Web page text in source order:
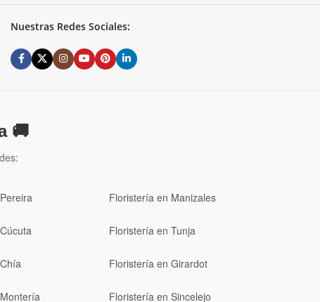
Nuestras Redes Sociales:
🚚
Floristería en Manizales
Floristería en Tunja
Floristería en Girardot
Floristería en Sincelejo